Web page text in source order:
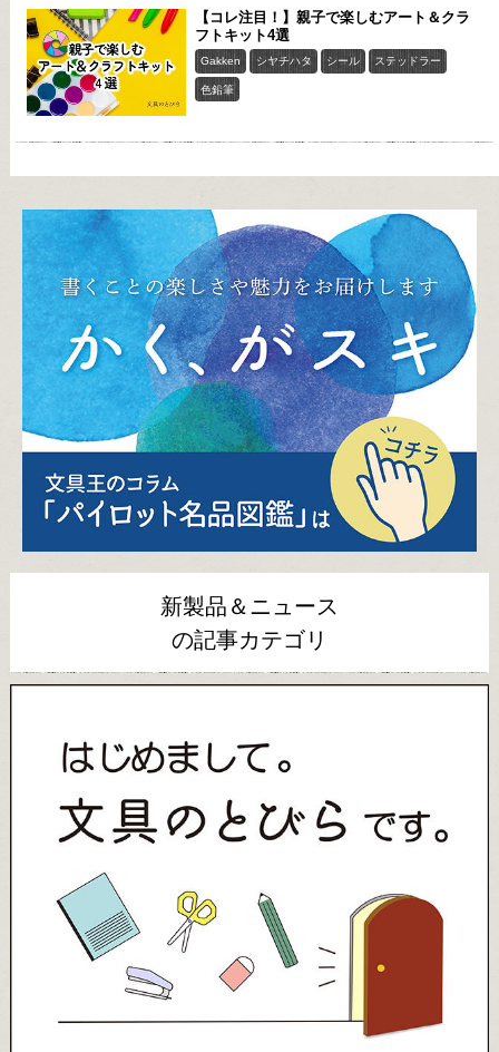
【コレ注目！】親子で楽しむアート＆クラ
フトキット4選
Gakken シヤチハタ シール ステッドラー
色鉛筆
新製品＆ニュース
の記事カテゴリ